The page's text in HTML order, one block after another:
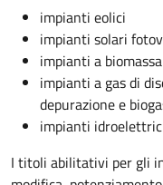
impianti eolici
impianti solari
impianti a biomassa
impianti a gas di
depurazione e
impianti
I titoli abilitativi per gli